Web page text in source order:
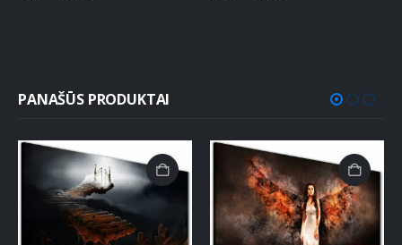
PANAŠŪS PRODUKTAI